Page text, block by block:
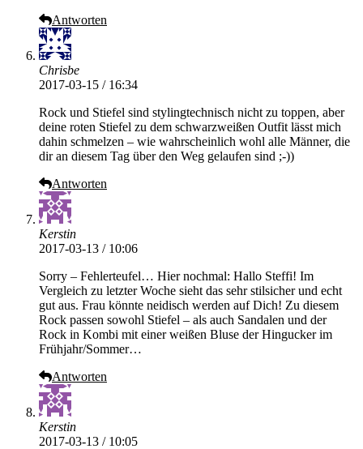
Antworten
Chrisbe
2017-03-15 / 16:34
Rock und Stiefel sind stylingtechnisch nicht zu toppen, aber
deine roten Stiefel zu dem schwarzweißen Outfit lässt mich
dahin schmelzen – wie wahrscheinlich wohl alle Männer, die
dir an diesem Tag über den Weg gelaufen sind ;-))
Antworten
Kerstin
2017-03-13 / 10:06
Sorry – Fehlerteufel… Hier nochmal: Hallo Steffi! Im
Vergleich zu letzter Woche sieht das sehr stilsicher und echt
gut aus. Frau könnte neidisch werden auf Dich! Zu diesem
Rock passen sowohl Stiefel – als auch Sandalen und der
Rock in Kombi mit einer weißen Bluse der Hingucker im
Frühjahr/Sommer…
Antworten
Kerstin
2017-03-13 / 10:05